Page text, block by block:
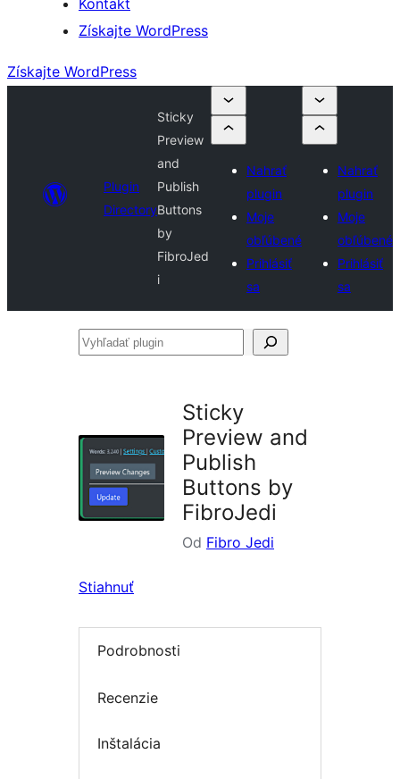
Kontakt
Získajte WordPress
Získajte WordPress
Plugin
Directory
Sticky
Preview
and
Publish
Buttons
by
FibroJed
i
Nahrať
plugin
Moje
obľúbené
Prihlásiť
sa
Nahrať
plugin
Moje
obľúbené
Prihlásiť
sa
Vyhľadať
Sticky
Preview and
Publish
Buttons by
FibroJedi
Od Fibro Jedi
Stiahnuť
Podrobnosti
Recenzie
Inštalácia